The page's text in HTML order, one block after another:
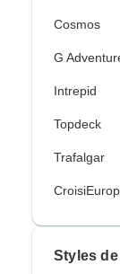
Cosmos
G
Intrepid
Topdeck
Trafalgar
Styles